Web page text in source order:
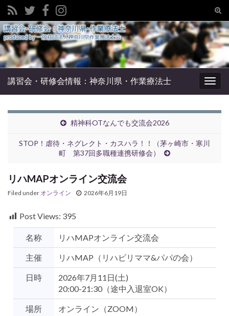
Search for:
講習会・研修会情報：神奈川県・作業療法士
精神科OTなんでも交流会2026
STOP！虐待・ネグレクト・カスハラ！！（茅ヶ崎市・寒川
町 第37回多職種連携研修会）
リハMAPオンライン交流会
Filed under オンライン 2026年6月19日
Post Views: 395
名称 リハMAPオンライン交流会
主催 リハMAP（リハビリママ&パパの会）
日時
2026年7月11日(土)
20:00-21:30（途中入退室OK）
場所 オンライン（ZOOM）